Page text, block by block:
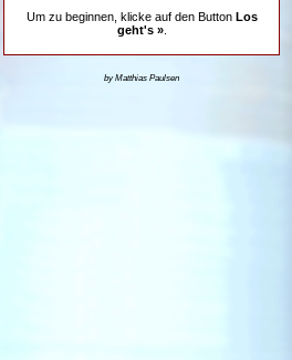
Um zu beginnen, klicke auf den Button Los
geht's ».
by Matthias Paulsen